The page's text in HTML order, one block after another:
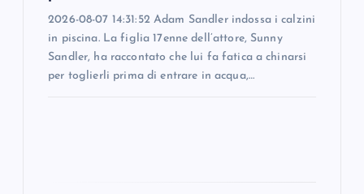
2026-08-07 14:31:52 Adam Sandler indossa i calzini
in piscina. La figlia 17enne dell’attore, Sunny
Sandler, ha raccontato che lui fa fatica a chinarsi
per toglierli prima di entrare in acqua,…